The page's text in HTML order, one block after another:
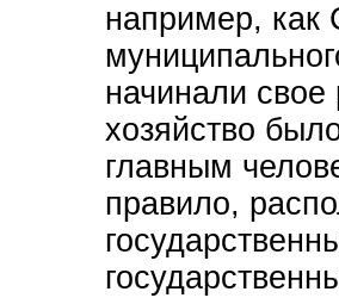
например, как
начинали свое
хозяйство
главным
правило,